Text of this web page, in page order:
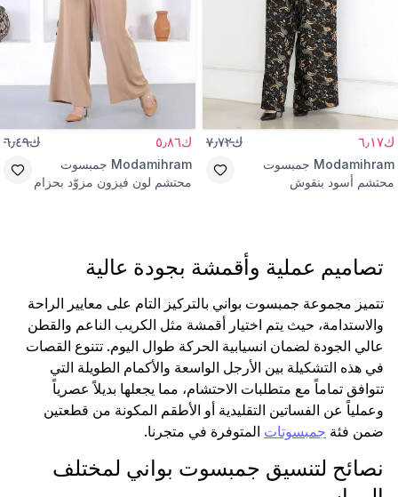
ك٦٫١٧ ك٧٫٧٢
Modamihram جمبسوت
محتشم أسود بنقوش
ك٥٫٨٦ ك٦٫٤٩
Modamihram جمبسوت
محتشم لون فيزون مزوّد بحزام
تصاميم عملية وأقمشة بجودة عالية
تتميز مجموعة جمبسوت بواني بالتركيز التام على معايير الراحة
والاستدامة، حيث يتم اختيار أقمشة مثل الكريب الناعم والقطن
عالي الجودة لضمان انسيابية الحركة طوال اليوم. تتنوع القصات
في هذه التشكيلة بين الأرجل الواسعة والأكمام الطويلة التي
تتوافق تماماً مع متطلبات الاحتشام، مما يجعلها بديلاً عصرياً
وعملياً عن الفساتين التقليدية أو الأطقم المكونة من قطعتين
ضمن فئة جمبسوتات المتوفرة في متجرنا.
نصائح لتنسيق جمبسوت بواني لمختلف